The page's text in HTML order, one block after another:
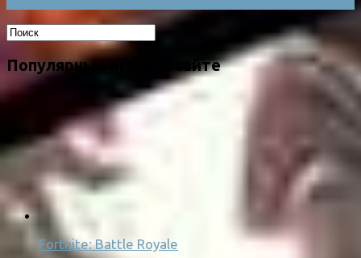
Популярные игры на сайте
Fortnite: Battle Royale